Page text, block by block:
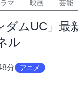
ラマ 映画 芸能
ダムUC」
ル
分 アニメ